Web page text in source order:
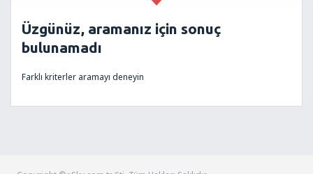
Üzgünüz, aramanız için sonuç
bulunamadı
Farklı kriterler aramayı deneyin